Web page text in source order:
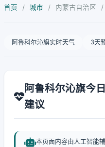
首页 / 城市 / 内蒙古自治区 /
阿鲁科尔沁旗实时天气 3天
阿鲁科尔沁旗今
建议
本页面内容由人工智能